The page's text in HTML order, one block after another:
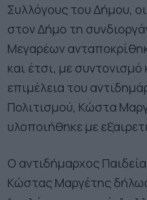
Συλλόγους του Δήμου,
στον Δήμο τη
Μεγαρέων
και έτσι, με
επιμέλεια του
Πολιτισμού, Κώστα
υλοποιήθηκε με
Ο αντιδήμαρχος
Κώστας Μαργέτης